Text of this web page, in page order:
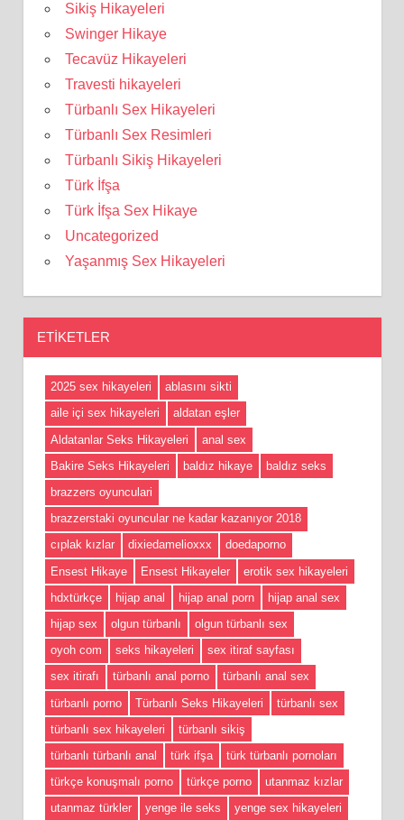
Sikiş Hikayeleri
Swinger Hikaye
Tecavüz Hikayeleri
Travesti hikayeleri
Türbanlı Sex Hikayeleri
Türbanlı Sex Resimleri
Türbanlı Sikiş Hikayeleri
Türk İfşa
Türk İfşa Sex Hikaye
Uncategorized
Yaşanmış Sex Hikayeleri
ETIKETLER
2025 sex hikayeleri
ablasını sikti
aile içi sex hikayeleri
aldatan eşler
Aldatanlar Seks Hikayeleri
anal sex
Bakire Seks Hikayeleri
baldız hikaye
baldız seks
brazzers oyunculari
brazzerstaki oyuncular ne kadar kazanıyor 2018
cıplak kızlar
dixiedamelioxxx
doedaporno
Ensest Hikaye
Ensest Hikayeler
erotik sex hikayeleri
hdxtürkçe
hijap anal hijap anal porn
hijap anal sex
hijap sex
olgun türbanlı
olgun türbanlı sex
oyoh com
seks hikayeleri
sex itiraf sayfası
sex itirafı
türbanlı anal porno
türbanlı anal sex
türbanlı porno
Türbanlı Seks Hikayeleri
türbanlı sex
türbanlı sex hikayeleri
türbanlı sikiş
türbanlı türbanlı anal
türk ifşa
türk türbanlı pornoları
türkçe konuşmalı porno
türkçe porno
utanmaz kızlar
utanmaz türkler
yenge ile seks yenge sex hikayeleri